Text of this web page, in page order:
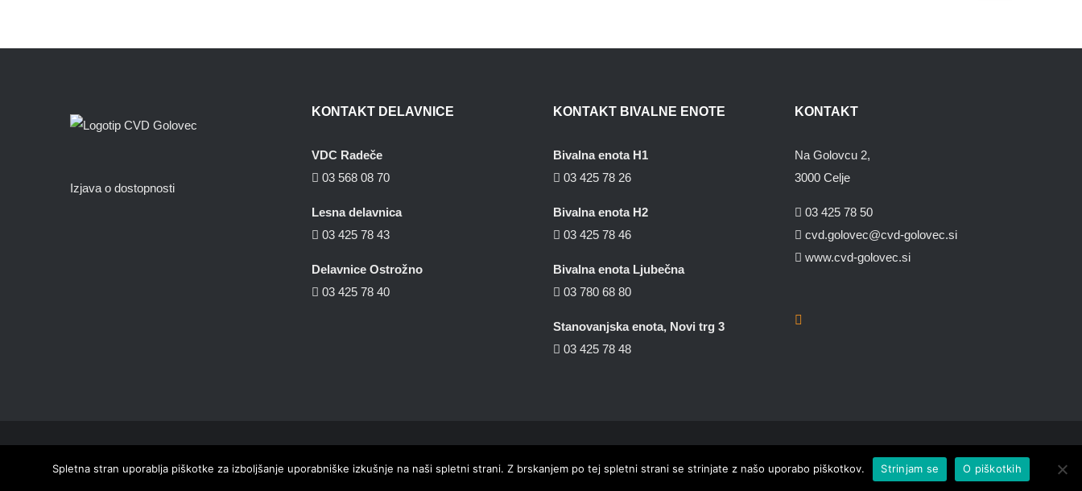
Izjava o dostopnosti
KONTAKT DELAVNICE
VDC Radeče
03 568 08 70
Lesna delavnica
03 425 78 43
Delavnice Ostrožno
03 425 78 40
KONTAKT BIVALNE ENOTE
Bivalna enota H1
03 425 78 26
Bivalna enota H2
03 425 78 46
Bivalna enota Ljubečna
03 780 68 80
Stanovanjska enota, Novi trg 3
03 425 78 48
KONTAKT
Na Golovcu 2,
3000 Celje
03 425 78 50
cvd.golovec@cvd-golovec.si
www.cvd-golovec.si
Spletna stran uporablja piškotke za izboljšanje uporabniške izkušnje na naši spletni strani. Z brskanjem po tej spletni strani se strinjate z našo uporabo piškotkov. Strinjam se O piškotkih